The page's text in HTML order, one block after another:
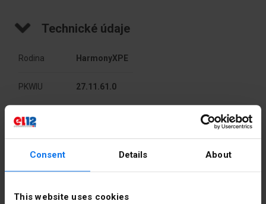
Consent Details About
This website uses cookies
Technické údaje
Rodina HarmonyXPE
PKWIU 27.11.61.0
Další technické údaje
Rodzaj
Z osłoną
Podrobnosti o výrobci
Výrobce
Schneider